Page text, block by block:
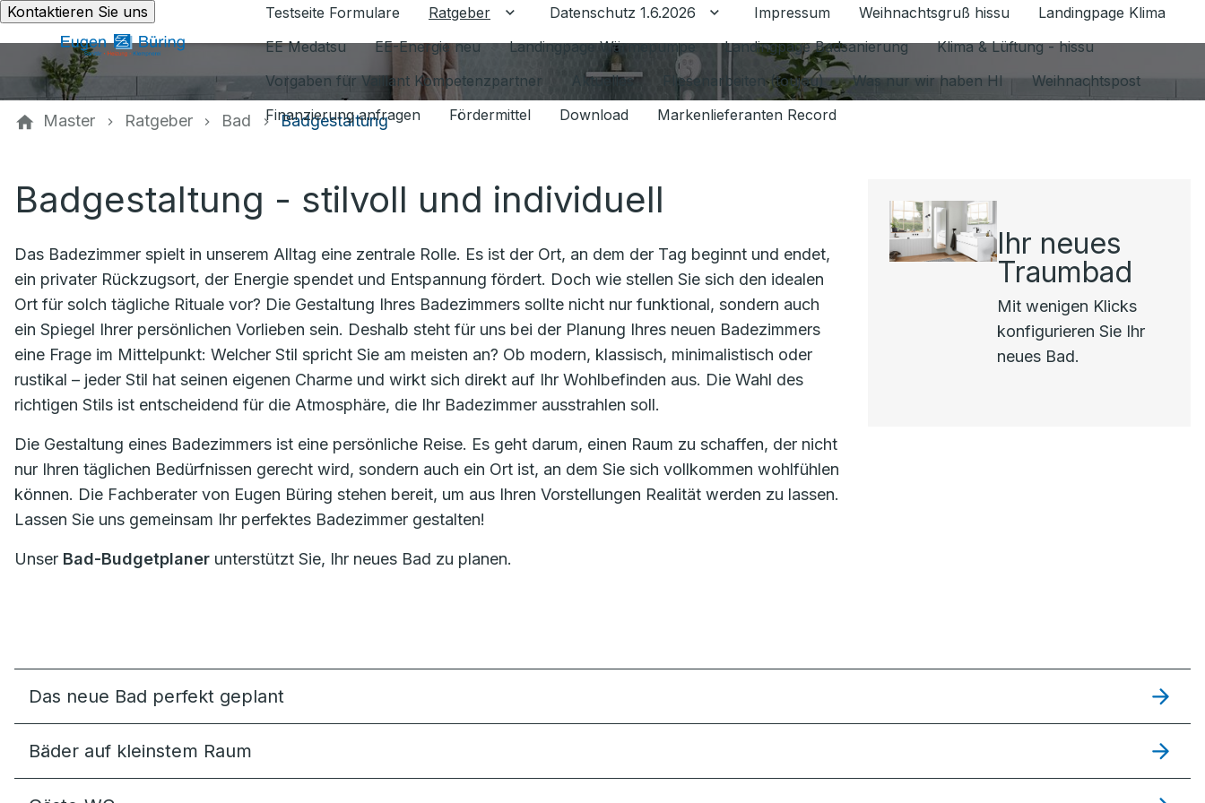
Kontaktieren Sie uns Testseite Formulare Ratgeber Untermenü für Ratgeber umschalten
Datenschutz 1.6.2026 Untermenü für Datenschutz 1.6.2026 umschalten
Impressum Weihnachtsgruß hissu
Landingpage Klima
EE Medatsu
EE-Energie neu Landingpage Wärmepumpe Landingpage Badsanierung
Klima & Lüftung - hissu
Vorgaben für Vaillant Kompetenzpartner
Aktuelles Fliesenarbeiten (toujou) Was nur wir haben HI
Weihnachtspost
Finanzierung anfragen
Fördermittel Download Markenlieferanten Record
Master Ratgeber Bad Badgestaltung
Badgestaltung - stilvoll und individuell
Das Badezimmer spielt in unserem Alltag eine zentrale Rolle. Es ist der Ort, an dem der Tag beginnt und endet,
ein privater Rückzugsort, der Energie spendet und Entspannung fördert. Doch wie stellen Sie sich den idealen
Ort für solch tägliche Rituale vor? Die Gestaltung Ihres Badezimmers sollte nicht nur funktional, sondern auch
ein Spiegel Ihrer persönlichen Vorlieben sein. Deshalb steht für uns bei der Planung Ihres neuen Badezimmers
eine Frage im Mittelpunkt: Welcher Stil spricht Sie am meisten an? Ob modern, klassisch, minimalistisch oder
rustikal – jeder Stil hat seinen eigenen Charme und wirkt sich direkt auf Ihr Wohlbefinden aus. Die Wahl des
richtigen Stils ist entscheidend für die Atmosphäre, die Ihr Badezimmer ausstrahlen soll.
Die Gestaltung eines Badezimmers ist eine persönliche Reise. Es geht darum, einen Raum zu schaffen, der nicht
nur Ihren täglichen Bedürfnissen gerecht wird, sondern auch ein Ort ist, an dem Sie sich vollkommen wohlfühlen
können. Die Fachberater von Eugen Büring stehen bereit, um aus Ihren Vorstellungen Realität werden zu lassen.
Lassen Sie uns gemeinsam Ihr perfektes Badezimmer gestalten!
Unser Bad-Budgetplaner unterstützt Sie, Ihr neues Bad zu planen.
Ihr neues
Traumbad
Mit wenigen Klicks
konfigurieren Sie Ihr
neues Bad.
Das neue Bad perfekt geplant
Bäder auf kleinstem Raum